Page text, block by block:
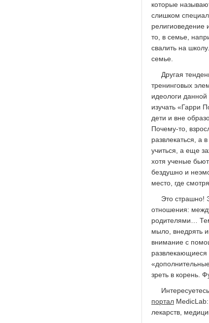
которые
слишком
то, в семье,
свалить на
семье.
Другая
тренинговых
идеологи
изучать «Гарри
дети и вне
Почему-то,
развлекаться, а
учиться, а еще
хотя ученые
бездушно и
место, где
Это страшно!
отношения:
родителями…
мыло, внедрять
внимание с
развлекающиеся
зреть в корень.
портал
лекарств,